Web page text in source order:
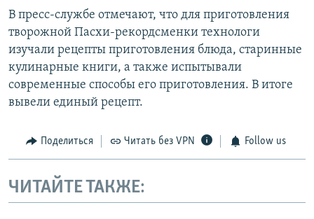
В пресс-службе отмечают, что для приготовления
творожной Пасхи-рекордсменки технологи
изучали рецепты приготовления блюда, старинные
кулинарные книги, а также испытывали
современные способы его приготовления. В итоге
вывели единый рецепт.
Поделиться Читать без VPN Follow us
ЧИТАЙТЕ ТАКЖЕ: